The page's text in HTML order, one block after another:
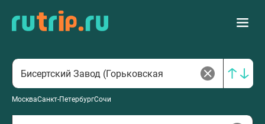
МоскваСанкт-ПетербургСочи